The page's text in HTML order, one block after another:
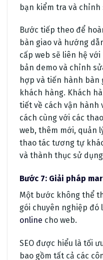
bạn kiểm tra và chỉnh
Bước tiếp theo để
bàn giao và hướng
cấp web sẽ liên hệ
bản demo và chỉnh
hợp và tiến hành bàn
khách hàng. Khách
tiết về cách vận hành
cách cùng với các
web, thêm mới, quản
thao tác tương tự
và thành thục sử
Bước 7: Giải pháp
Một bước không thể
gói chuyên nghiệp đó
online cho web.
SEO được hiểu là tối
bao gồm tất cả các